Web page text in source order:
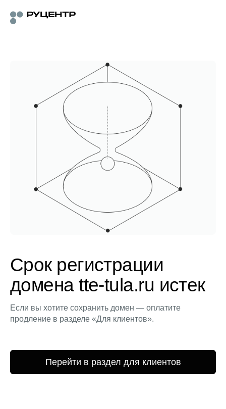
Срок регистрации
домена tte-tula.ru истек
Если вы хотите сохранить домен — оплатите
продление в разделе «Для клиентов».
Перейти в раздел для клиентов